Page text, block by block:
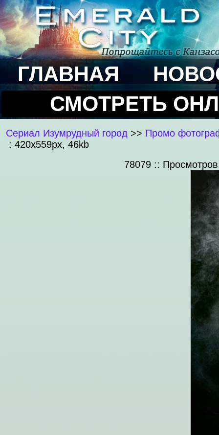
ГЛАВНАЯ
СМОТРЕТЬ
Сериал Изумрудный город >> Промо
: 420x559px, 46kb
78079 ::